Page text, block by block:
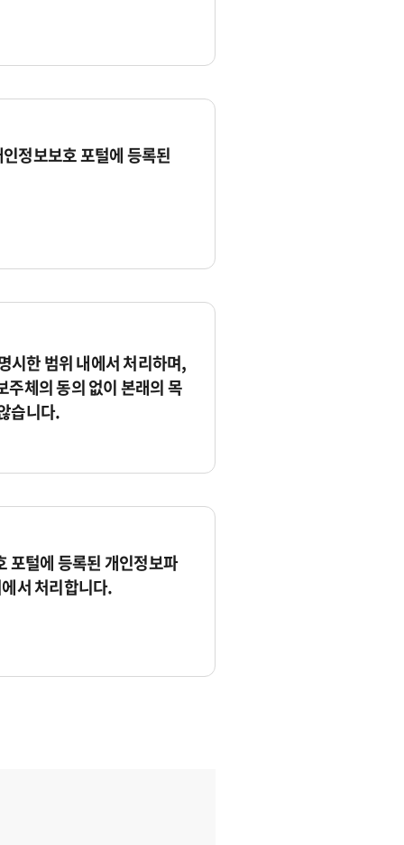
정보보호 포털에 등록된
시한 범위 내에서 처리하며,
체의 동의 없이 본래의 목
습니다.
포털에 등록된 개인정보파
서 처리합니다.